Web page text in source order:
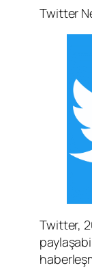
Twitter
Twitter,